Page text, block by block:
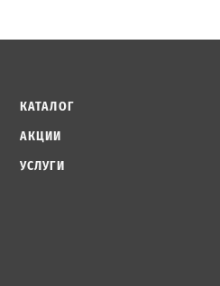
КАТАЛОГ
АКЦИИ
УСЛУГИ